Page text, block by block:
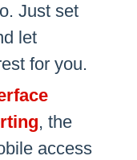
Just set
let
for you.
, the
access